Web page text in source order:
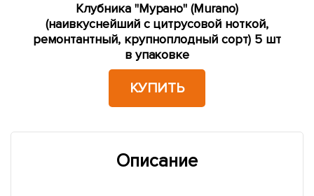
Клубника "Мурано" (Murano)
(наивкуснейший с цитрусовой ноткой,
ремонтантный, крупноплодный сорт) 5 шт
в упаковке
КУПИТЬ
Описание